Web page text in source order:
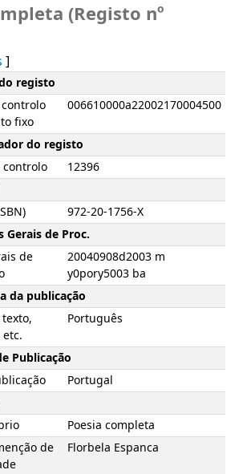
(Registo nº
]
registo
fixo
006610000a22002170004500
do registo
controlo
12396
972-20-1756-X
Gerais de Proc.
de
20040908d2003 m
y0pory5003 ba
da publicação
Português
Publicação
Portugal
Poesia completa
de
Florbela Espanca